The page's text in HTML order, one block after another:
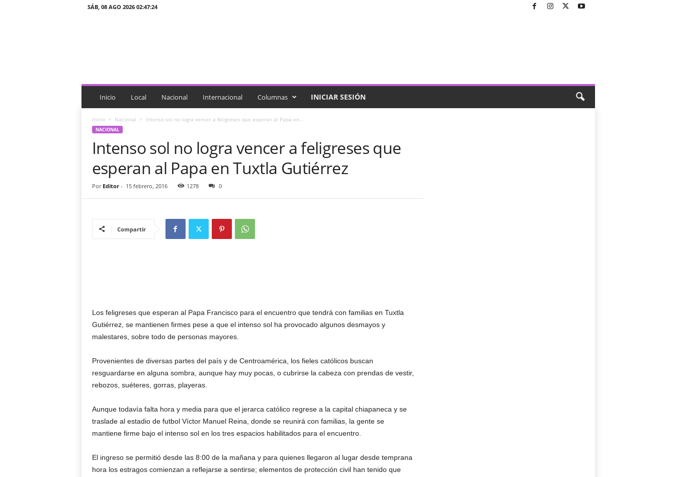
SÁB, 08 AGO 2026 02:47:24
c
a
Inicio Local Nacional Internacional Columnas INICIAR SESIÓN
Inicio Nacional Intenso sol no logra vencer a feligreses que esperan al Papa en...
NACIONAL
Intenso sol no logra vencer a feligreses que
esperan al Papa en Tuxtla Gutiérrez
Por Editor- 15 febrero, 2016 1278 0
Compartir
Los feligreses que esperan al Papa Francisco para el encuentro que tendrá con familias en Tuxtla
Gutiérrez, se mantienen firmes pese a que el intenso sol ha provocado algunos desmayos y
malestares, sobre todo de personas mayores.
Provenientes de diversas partes del país y de Centroamérica, los fieles católicos buscan
resguardarse en alguna sombra, aunque hay muy pocas, o cubrirse la cabeza con prendas de vestir,
rebozos, suéteres, gorras, playeras.
Aunque todavía falta hora y media para que el jerarca católico regrese a la capital chiapaneca y se
traslade al estadio de futbol Víctor Manuel Reina, donde se reunirá con familias, la gente se
mantiene firme bajo el intenso sol en los tres espacios habilitados para el encuentro.
El ingreso se permitió desde las 8:00 de la mañana y para quienes llegaron al lugar desde temprana
hora los estragos comienzan a reflejarse a sentirse; elementos de protección civil han tenido que